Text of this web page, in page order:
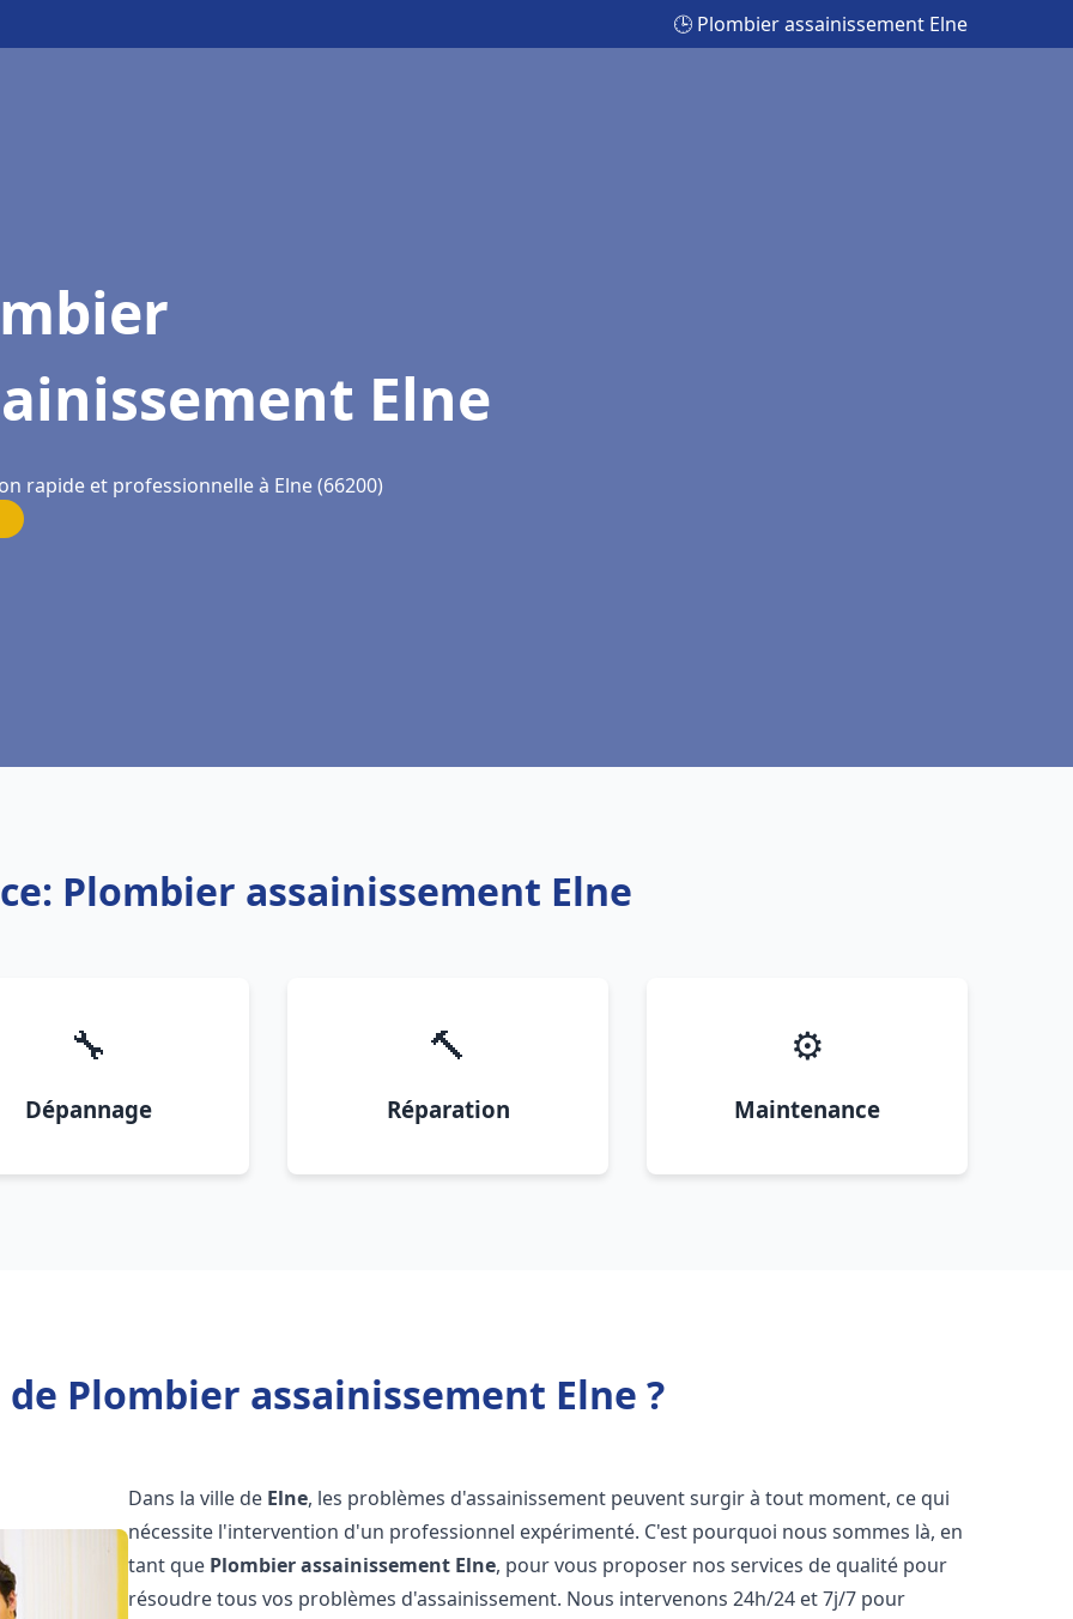
🕒 Plombier assainissement Elne
Elne
rapide et professionnelle à Elne (66200)
Plombier assainissement Elne
🔧
Dépannage
🔨
Réparation
⚙️
Maintenance
de Plombier assainissement Elne ?
Dans la ville de Elne, les problèmes d'assainissement peuvent surgir à tout moment, ce qui
nécessite l'intervention d'un professionnel expérimenté. C'est pourquoi nous sommes là, en
tant que Plombier assainissement Elne, pour vous proposer nos services de qualité pour
résoudre tous vos problèmes d'assainissement. Nous intervenons 24h/24 et 7j/7 pour